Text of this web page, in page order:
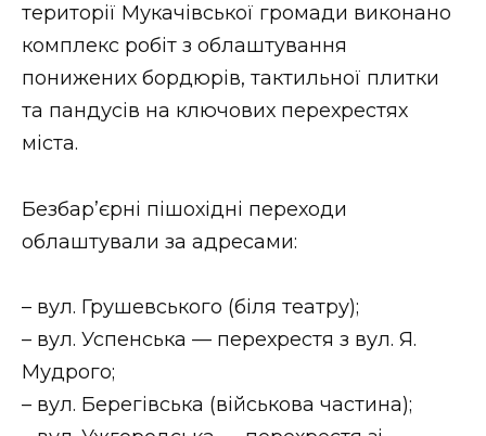
Втрачений Ужгород (відеоверсія)
ЗАКАРПАТСЬКІ НОВИНИ
НОВИНИ ЗАХІДНОЇ УКРАЇНИ
ФОТО
ВІДЕО
території Мукачівської громади виконано
комплекс робіт з облаштування
понижених бордюрів, тактильної плитки
та пандусів на ключових перехрестях
міста.
Безбарʼєрні пішохідні переходи
облаштували за адресами:
– вул. Грушевського (біля театру);
– вул. Успенська — перехрестя з вул. Я.
Мудрого;
– вул. Берегівська (військова частина);